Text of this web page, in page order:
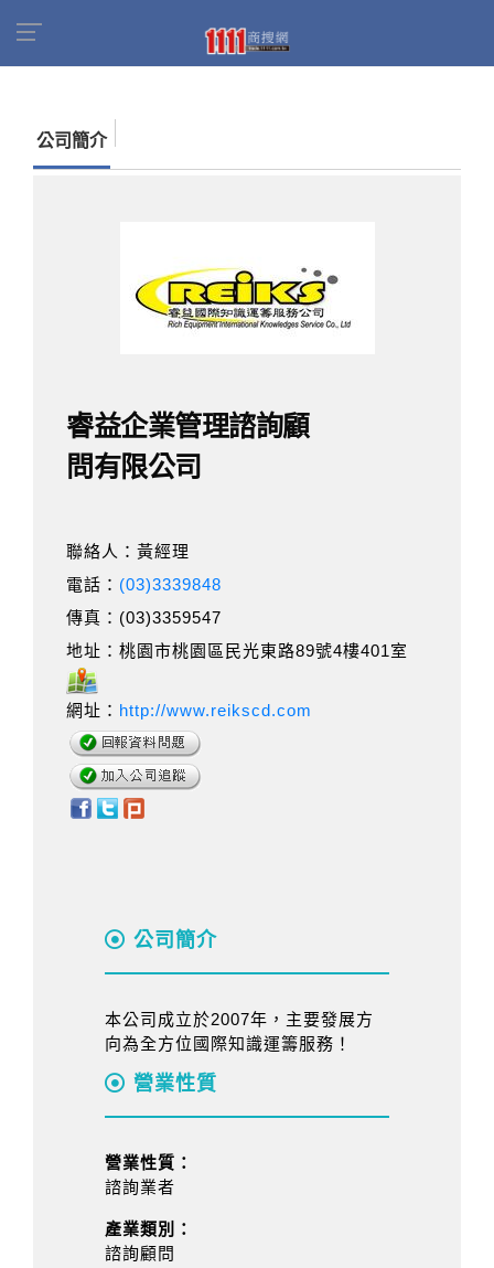
有限公司
公司簡介
睿益企業管理諮詢顧
問有限公司
聯絡人：黃經理
電話： (03)3339848
傳真：(03)3359547
地址：桃園市桃園區民光東路89號4樓401室
網址： http://www.reikscd.com
公司簡介
本公司成立於2007年，主要發展方
向為全方位國際知識運籌服務！
營業性質
營業性質：
諮詢業者
產業類別：
諮詢顧問